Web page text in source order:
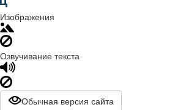
Изображения
Озвучивание текста
Обычная версия сайта